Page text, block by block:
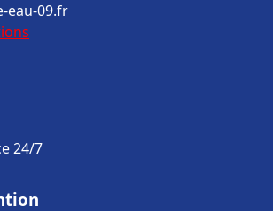
eau-09.fr
24/7